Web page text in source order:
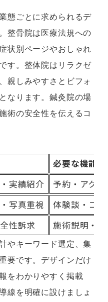
態ごとに求められるデ
整骨院は医療法規への
状別ページやおしゃれ
す。整体院はリラクゼ
親しみやすさとビフォ
なります。鍼灸院の場
術の安全性を伝えるコ
必要な機能
実績紹介
予約・アク
写真重視
体験談・コ
性訴求 施術説明・
やキーワード選定、集
要です。デザインだけ
をわかりやすく掲載
線を明確に設けましょ